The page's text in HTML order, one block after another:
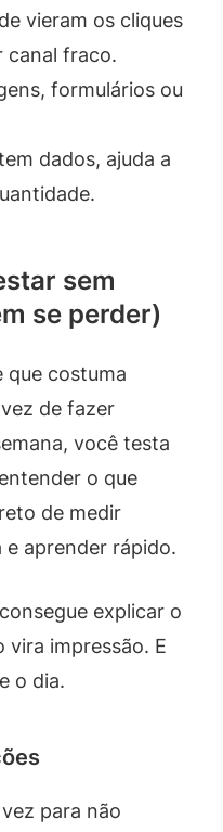
vieram os cliques
canal fraco.
formulários ou
dados, ajuda a
sem
se perder)
que costuma
de fazer
você testa
o que
de medir
aprender rápido.
explicar o
vira impressão. E
o dia.
para não